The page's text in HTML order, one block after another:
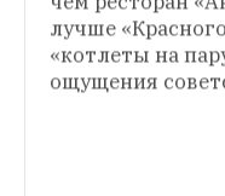
гид по
ресторанам,
внимания.
лучше
«котлеты на
ощущения